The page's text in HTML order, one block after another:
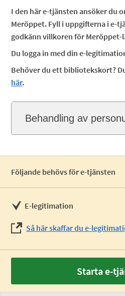
I den här e-tjänsten ansöker du
Meröppet. Fyll i uppgifterna i e-
godkänn villkoren för Meröppet-
Du logga in med din e-
Behöver du ett bibliotekskort?
här.
Behandling av
Följande behövs för e-tjänsten
E-legitimation
Så här skaffar du e-
Starta e-